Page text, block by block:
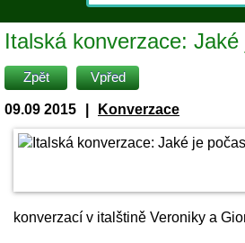
Italská konverzace:
Zpět Vpřed
09.09 2015
Konverzace
konverzací v italštině Veroniky a